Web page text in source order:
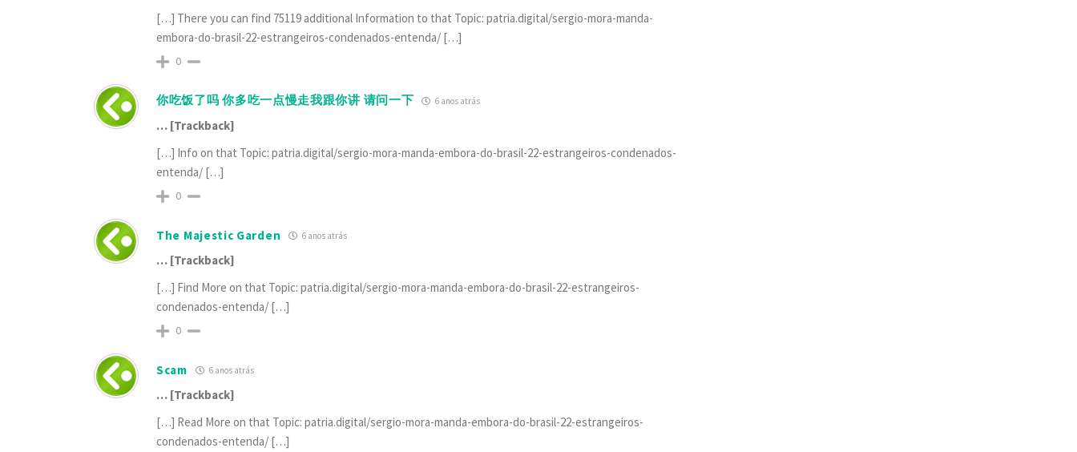
[…] There you can find 75119 additional Information to that Topic: patria.digital/sergio-mora-manda-
embora-do-brasil-22-estrangeiros-condenados-entenda/ […]
0
你吃饭了吗 你多吃一点慢走我跟你讲 请问一下 6 anos atrás
… [Trackback]
[…] Info on that Topic: patria.digital/sergio-mora-manda-embora-do-brasil-22-estrangeiros-condenados-
entenda/ […]
0
The Majestic Garden 6 anos atrás
… [Trackback]
[…] Find More on that Topic: patria.digital/sergio-mora-manda-embora-do-brasil-22-estrangeiros-
condenados-entenda/ […]
0
Scam 6 anos atrás
… [Trackback]
[…] Read More on that Topic: patria.digital/sergio-mora-manda-embora-do-brasil-22-estrangeiros-
condenados-entenda/ […]